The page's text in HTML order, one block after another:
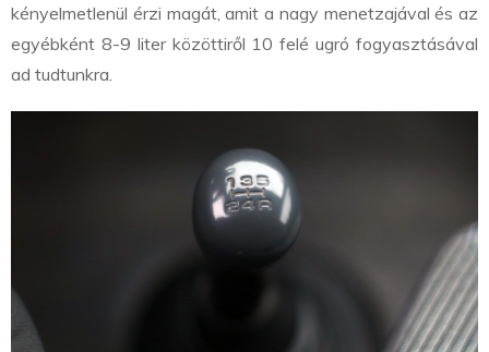
kényelmetlenül érzi magát, amit a nagy menetzajával és az
egyébként 8-9 liter közöttiről 10 felé ugró fogyasztásával
ad tudtunkra.